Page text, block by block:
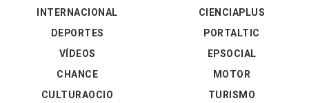
INTERNACIONAL
DEPORTES
VÍDEOS
CIENCIAPLUS
PORTALTIC
EPSOCIAL
CHANCE
CULTURAOCIO
MOTOR
TURISMO